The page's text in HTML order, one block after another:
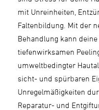
mit Unreinheiten,
Faltenbildung. Mit der
Behandlung kann
tiefenwirksamen
umweltbedingter
sicht- und spürbaren
Unregelmäßigkeiten
Reparatur- und